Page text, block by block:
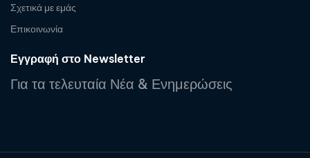
Σχετικά με εμάς
Επικοινωνία
Εγγραφή στο Newsletter
Για τα τελευταία Νέα & Ενημερώσεις